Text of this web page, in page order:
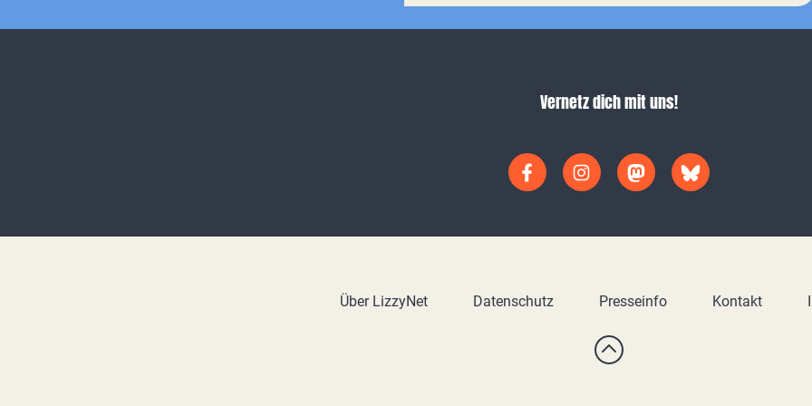
Vernetz dich mit uns!
Über LizzyNet Datenschutz Presseinfo Kontakt